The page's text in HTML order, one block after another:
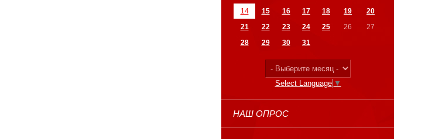
14
15 16 17 18 19
20
21
22 23 24 25 26
27
28
29 30 31
Select Language ▼
НАШ ОПРОС